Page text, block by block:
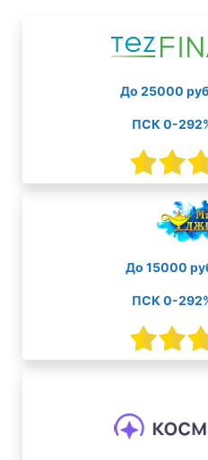
До 25000
ПСК 0-
До 15000
ПСК 0-